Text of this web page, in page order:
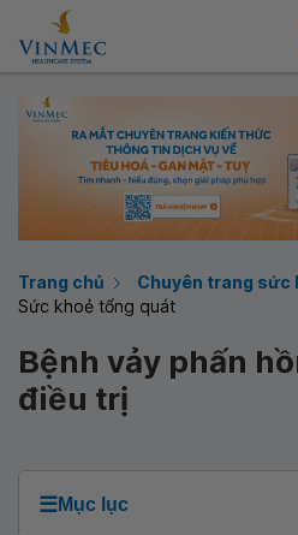
Trang chủ
Chuyên trang sức
Sức khoẻ tổng quát
Bệnh vảy phấn
điều trị
☰Mục lục